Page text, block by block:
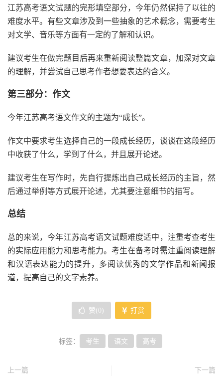
江苏高考语文试题的完形填空部分，今年仍然保持了以往的
难度水平。有些文章涉及到一些抽象的艺术概念，需要考生
对文学、音乐等方面有一定的了解和认识。
建议考生在做完题目后再来重新阅读整篇文章，加深对文章
的理解，并尝试自己思考作者想要表达的含义。
第三部分：作文
今年江苏高考语文作文的主题为“成长”。
作文中要求考生选择自己的一段成长经历，谈谈在这段经历
中收获了什么，学到了什么，并且展开论述。
建议考生在写作时，先自行提炼出自己成长经历的主旨，然
后通过举例等方式展开论述，尤其要注意细节的描写。
总结
总的来说，今年江苏高考语文试题难度适中，注重考查考生
的实际应用能力和思考能力。考生在备考时需注重阅读理解
和汉语表达能力的提升，多阅读优秀的文学作品和新闻报
道，提高自己的文字素养。
赞( 0 ) 打赏
标签： 考生 语文 高考
上一篇
下一篇